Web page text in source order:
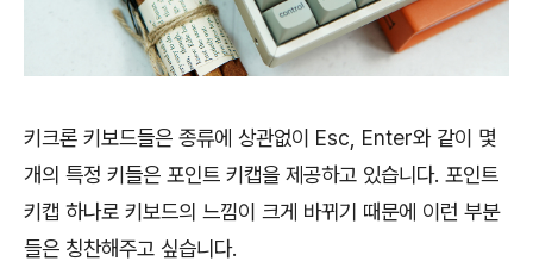
키크론 키보드들은 종류에 상관없이 Esc, Enter와 같이 몇
개의 특정 키들은 포인트 키캡을 제공하고 있습니다. 포인트
키캡 하나로 키보드의 느낌이 크게 바뀌기 때문에 이런 부분
들은 칭찬해주고 싶습니다.